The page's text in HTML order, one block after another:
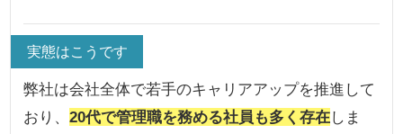
実態はこうです
弊社は会社全体で若手のキャリアアップを推進して
おり、20代で管理職を務める社員も多く存在しま